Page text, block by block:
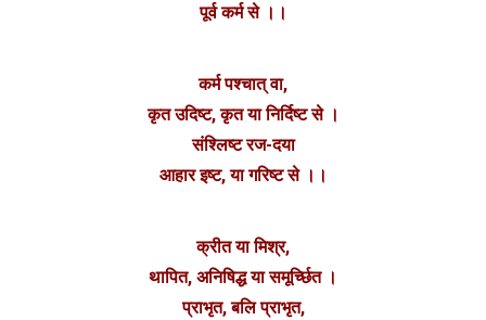
पूर्व कर्म से ।।
कर्म पश्चात् वा,
कृत उदिष्ट, कृत या निर्दिष्ट से ।
संश्लिष्ट रज-दया
आहार इष्ट, या गरिष्ट से ।।
क्रीत या मिश्र,
थापित, अनिषिद्ध या समूर्च्छित ।
प्राभृत, बलि प्राभृत,